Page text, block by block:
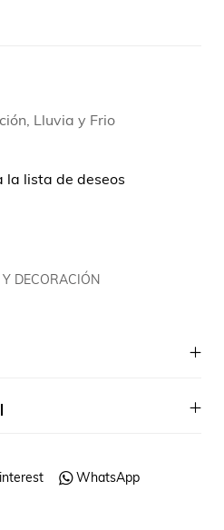
Lluvia y Frio
la lista de deseos
DECORACIÓN
WhatsApp